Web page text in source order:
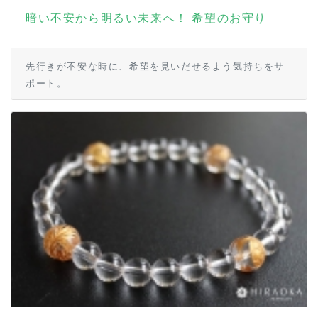
暗い不安から明るい未来へ！ 希望のお守り
先行きが不安な時に、希望を見いだせるよう気持ちをサ
ポート。